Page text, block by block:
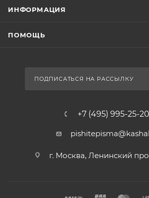
ИНФОРМАЦИЯ
ПОМОЩЬ
ПОДПИСАТЬСЯ НА РАССЫЛКУ
+7 (495) 995-25-20​
г. Москва, Ленинский